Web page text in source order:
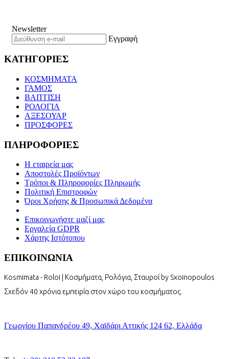
Newsletter
Εγγραφή
ΚΑΤΗΓΟΡΙΕΣ
ΚΟΣΜΗΜΑΤΑ
ΓΑΜΟΣ
ΒΑΠΤΙΣΗ
ΡΟΛΟΓΙΑ
ΑΞΕΣΟΥΑΡ
ΠΡΟΣΦΟΡΕΣ
ΠΛΗΡΟΦΟΡΙΕΣ
Η εταιρεία μας
Αποστολές Προϊόντων
Τρόποι & Πληροφορίες Πληρωμής
Πολιτική Επιστροφών
Όροι Χρήσης & Προσωπικά Δεδομένα
Επικοινωνήστε μαζί μας
Εργαλεία GDPR
Χάρτης Ιστότοπου
ΕΠΙΚΟΙΝΩΝΙΑ
Kosmimata - Roloi | Κοσμήματα, Ρολόγια, Σταυροί by Sxoinopoulos
Σχεδόν 40 χρόνια εμπειρία στον χώρο του κοσμήματος.
Γεωργίου Παπανδρέου 49, Χαϊδάρι Αττικής 124 62, Ελλάδα